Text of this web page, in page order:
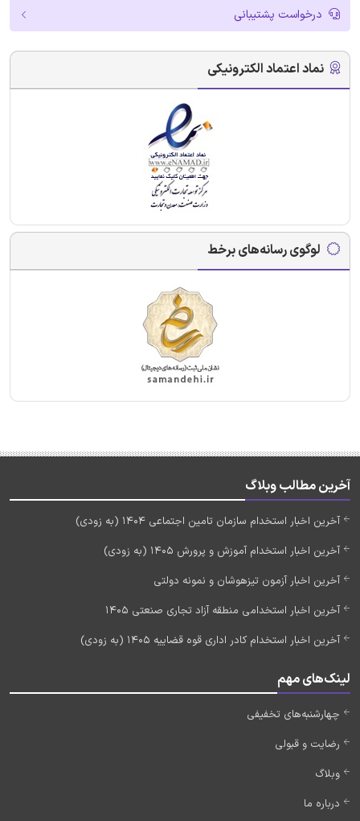
درخواست پشتیبانی
نماد اعتماد الکترونیکی
لوگوی رسانه‌های برخط
آخرین مطالب وبلاگ
آخرین اخبار استخدام سازمان تامین اجتماعی 1404 (به زودی)
آخرین اخبار استخدام آموزش و پرورش 1405 (به زودی)
آخرین اخبار آزمون تیزهوشان و نمونه دولتی
آخرین اخبار استخدامی منطقه آزاد تجاری صنعتی 1405
آخرین اخبار استخدام کادر اداری قوه قضاییه 1405 (به زودی)
لینک‌های مهم
چهارشنبه‌های تخفیفی
رضایت و قبولی
وبلاگ
درباره ما